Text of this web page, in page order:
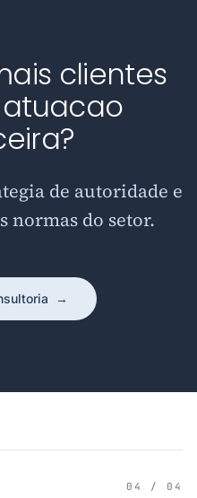
clientes
de autoridade e
normas do setor.
→
04 / 04